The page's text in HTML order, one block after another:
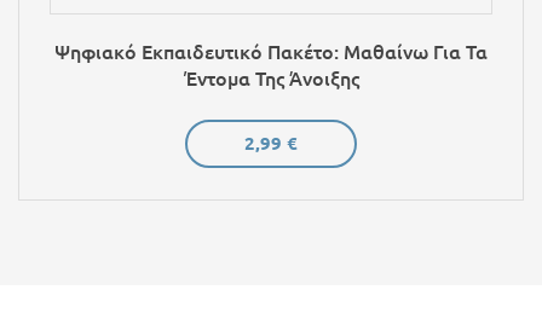
Ψηφιακό Εκπαιδευτικό Πακέτο: Μαθαίνω Για Τα
Έντομα Της Άνοιξης
2,99 €